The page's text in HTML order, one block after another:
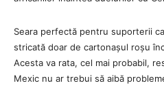
Seara perfectă pentru suporterii
stricată doar de cartonașul roșu
Acesta va rata, cel mai probabil,
Mexic nu ar trebui să aibă